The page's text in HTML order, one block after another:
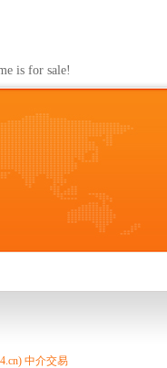
is for sale!
中介交易